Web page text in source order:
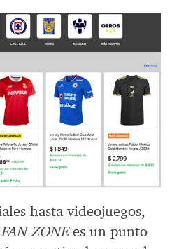
hasta videojuegos,
FAN ZONEes un punto